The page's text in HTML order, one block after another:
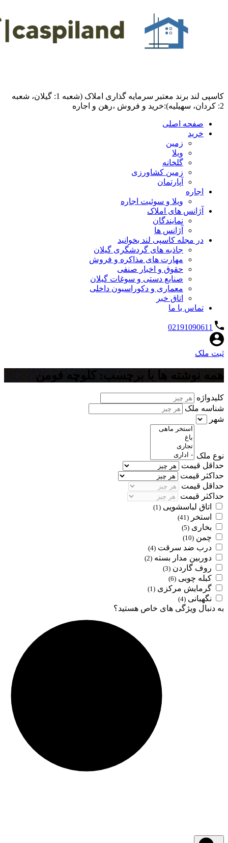
کاسپی لند برند معتبر سرمایه گذاری املاک (شعبه 1: گیلان، شعبه
2: کردان، سهیلیه):خرید و فروش ،رهن و اجاره
صفحه اصلی
خرید
زمین
ویلا
گلخانه
زمین کشاورزی
آپارتمان
اجاره
ویلا و سوئیت اجاره
آژانس های املاک
نمایندگان
آژانس ها
در مجله کاسپی لند بخوانید
جاذبه های گردشگری گیلان
مهارت های مذاکره و فروش
حقوق و اخبار صنفی
صنایع دستی و سوغات گیلان
معماری و دکوراسیون داخلی
اتاق خبر
تماس با ما
02191090611
ثبت ملک
همه نوشته ها با برچسب: کلوچه فومن
کلیدواژه
شناسه ملک
شهر
نوع ملک
حداقل قیمت
حداکثر قیمت
حداقل قیمت
حداکثر قیمت
اتاق لباسشویی (1)
استخر (41)
بخاری (5)
چمن (10)
درب ضد سرقت (4)
دوربین مدار بسته (2)
روف گاردن (3)
کبله چوبی (6)
گرمایش مرکزی (1)
نگهبانی (4)
به دنبال ویژگی های خاص هستید؟